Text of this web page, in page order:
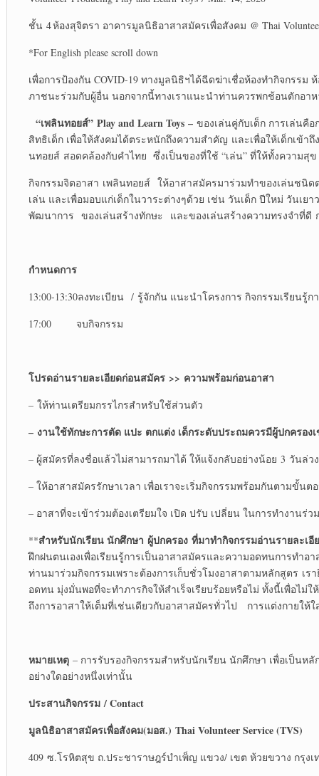
ชั้น 4 ห้องสุจิตรา อาคารมูลนิธิอาสาสมัครเพื่อสังคม @ Thai
*For English please scroll down
เพื่อการป้องกัน COVID-19 ทางมูลนิธิฯได้ฉีดฆ่าเชื่อห้องทำกิจกรร
ภาชนะร่วมกับผู้อื่น นอกจากนี้ทางเราแนะนำท่านควรพกช้อนตักอาห
“เพลินทอยส์” Play and Learn Toys– ของเล่นคู่กับเด็ก การเล่นคื
สิทธิเด็ก เพื่อให้สังคมได้ตระหนักถึงความสำคัญ และเพื่อให้เด็กเข้าถึ
นทอยส์ สอดคล้องกับคำไทย ซึ่งเป็นของที่ใช้ “เล่น” ที่ให้ทั้งความสุ
กิจกรรมจิตอาสา เพลินทอยส์ ให้อาสาสมัครมาร่วมทำของเล่นชนิ
เล่น และเพื่อมอบแก่เด็กในวาระต่างๆด้วย เช่น วันเด็ก ปีใหม่ วัน
พัฒนาการ ของเล่นสร้างทักษะ และของเล่นสร้างความทรงจำที่ดี
กำหนดการ
13:00-13:30ลงทะเบียน / รู้จักกัน แนะนำโครงการ กิจกรรมเรียน
17:00 จบกิจกรรม
โปรดอ่านรายละเอียดก่อนสมัคร>> ความพร้อมก่อนอาสา
– ให้ท่านเตรียมกรรไกรสำหรับใช้ส่วนตัว
– งานใช้ทักษะการตัด แปะ ตกแต่ง เด็กระดับประถมควรมีผู้ปกครอง
– ผู้สมัครที่ลงชื่อแล้วไม่สามารถมาได้ ให้แจ้งกลับอย่างน้อย 3 วันล่ว
– ให้อาสาสมัครรักษาเวลา เพื่อเราจะเริ่มกิจกรรมพร้อมกันตามขั้น
– อาสาที่จะเข้าร่วมต้องเตรียมใจ เปิด ปรับ เปลี่ยน ในการทำงาน
**สำหรับนักเรียน นักศึกษา ผู้ปกครอง ที่มาทำกิจกรรมอ่านรายละเอี
ฝึกฝนตนเองเพื่อเรียนรู้การเป็นอาสาสมัครและความอดทนการทำ
ท่านมาร่วมกิจกรรมเพราะต้องการเก็บชั่วโมงอาสาตามหลักสูตร
อดทน มุ่งมั่นพอที่จะทำภารกิจให้สำเร็จเรียบร้อยหรือไม่ ทั้งนี้เพื่อไ
ถึงการอาสาให้เต็มที่เช่นเดียวกับอาสาสมัครทั่วไป การแต่งกายให้
หมายเหตุ– การรับรองกิจกรรมสำหรับนักเรียน นักศึกษา เพื่อเป็น
อย่างใดอย่างหนึ่งเท่านั้น
ประสานกิจกรรม / Contact
มูลนิธิอาสาสมัครเพื่อสังคม(มอส.) Thai Volunteer Service (TVS)
409 ซ.โรหิตสุข ถ.ประชาราษฎร์บำเพ็ญ แขวง/ เขต ห้วยขวาง กรุงเ